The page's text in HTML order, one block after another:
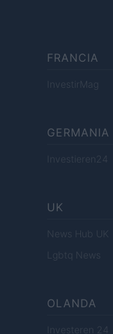
FRANCIA
InvestirMag
GERMANIA
Investieren24
UK
News Hub UK
Lgbtq News
OLANDA
Investeren 24